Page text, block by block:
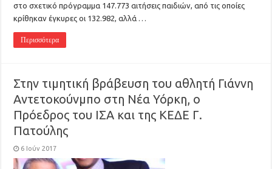
στο σχετικό πρόγραμμα 147.773 αιτήσεις παιδιών, από τις οποίες
κρίθηκαν έγκυρες οι 132.982, αλλά …
Περισσότερα
Στην τιμητική βράβευση του αθλητή Γιάννη
Αντετοκούνμπο στη Νέα Υόρκη, ο
Πρόεδρος του ΙΣΑ και της ΚΕΔΕ Γ.
Πατούλης
6 Ιούν 2017